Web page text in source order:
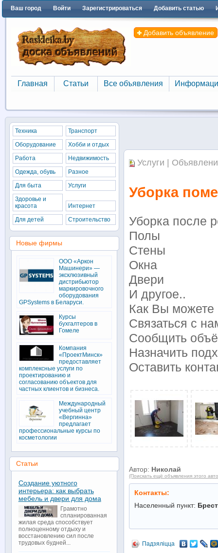
Ваш город Войти Зарегистрироваться Добавить статью
Добавить объявление
Главная
Главная
Статьи
Статьи
Все объявления
Все объявления
Услуги |
Уборка
Уборка после
Полы
Стены
Окна
Двери
И другое..
Как Вы можете
Связаться с
Сообщить
Назначить
Оставить
Автор: Николай
(Поискать ещё объявления этого
Контакты:
Населенный пункт: Брест
Падзяліцца
Техника
Транспорт
Оборудование
Хобби и отдых
Работа
Недвижимость
Одежда, обувь
Разное
Для быта
Услуги
Здоровье и
красота
Интернет
Для детей
Строительство
Новые фирмы
ООО «Аркон
Машинери» —
эксклюзивный
дистрибьютор
маркировочного
оборудования
GPSystems в Беларуси.
Курсы
бухгалтеров в
Гомеле
Компания
«ПроектМинск»
предоставляет
комплексные услуги по
проектированию и
согласованию объектов для
частных клиентов и бизнеса.
Международный
учебный центр
«Вергинна»
предлагает
профессиональные курсы по
косметологии
Статьи
Создание уютного
интерьера: как выбрать
мебель и двери для дома
Грамотно
спланированная
жилая среда способствует
полноценному отдыху и
восстановлению сил после
трудовых будней...